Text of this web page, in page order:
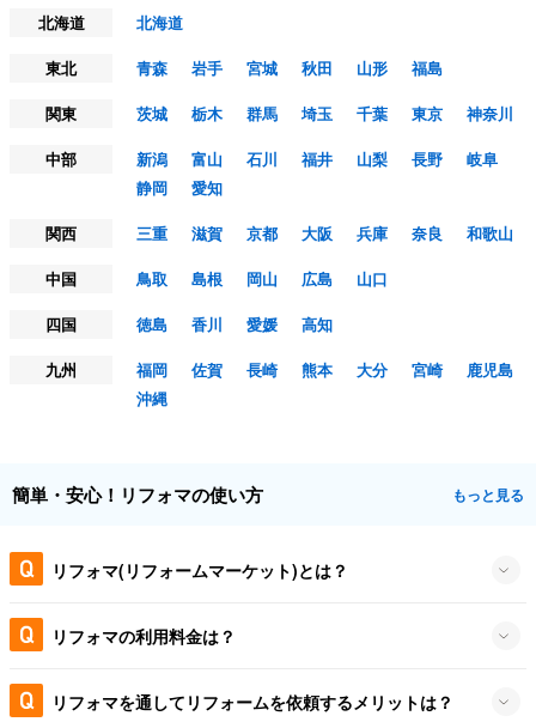
北海道
北海道
東北
青森 岩手 宮城 秋田 山形
福島
関東
茨城 栃木 群馬 埼玉 千葉 東京
神奈川
中部
新潟 富山 石川 福井 山梨 長野
岐阜
静岡
愛知
関西
三重 滋賀 京都 大阪 兵庫 奈良
和歌山
中国
鳥取 島根 岡山 広島
山口
四国
徳島 香川 愛媛
高知
九州
福岡 佐賀 長崎 熊本 大分 宮崎
鹿児島
沖縄
簡単・安心！リフォマの使い方 もっと見る
リフォマ(リフォームマーケット)とは？
リフォマの利用料金は？
リフォマを通してリフォームを依頼するメリットは？